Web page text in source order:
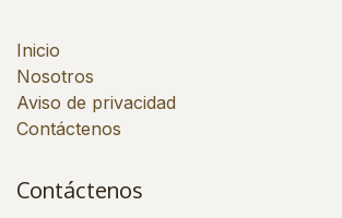
Inicio
Nosotros
Aviso de privacidad
Contáctenos
Contáctenos